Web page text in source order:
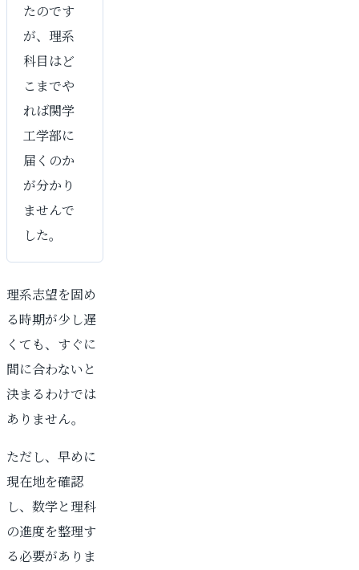
たのです
が、理系
科目はど
こまでや
れば関学
工学部に
届くのか
が分かり
ませんで
した。
理系志望を固め
る時期が少し遅
くても、すぐに
間に合わないと
決まるわけでは
ありません。
ただし、早めに
現在地を確認
し、数学と理科
の進度を整理す
る必要がありま